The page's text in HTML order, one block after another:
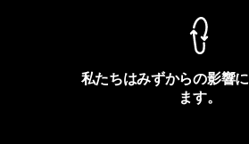
私たちはみずからの影響
ます。